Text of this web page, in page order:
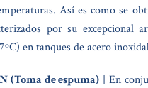
Así es como se
por su excepcional
en tanques de acero
(Toma de espuma) | En